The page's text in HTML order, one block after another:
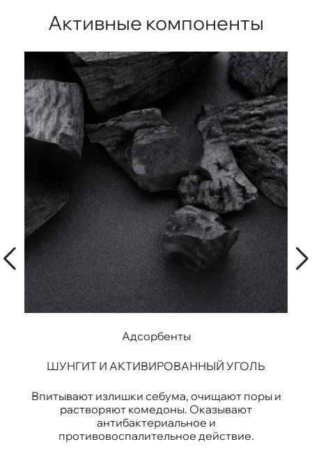
Активные компоненты
Адсорбенты
ШУНГИТ И АКТИВИРОВАННЫЙ УГОЛЬ
Впитывают излишки себума, очищают поры и
растворяют комедоны. Оказывают
антибактериальное и
противовоспалительное действие.